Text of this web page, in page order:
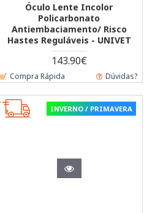
Óculo Lente Incolor
Policarbonato
Antiembaciamento/ Risco
Hastes Reguláveis - UNIVET
143.90€
Compra Rápida Dúvidas?
INVERNO / PRIMAVERA